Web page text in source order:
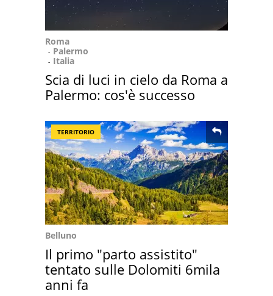
Roma
Palermo
Italia
Scia di luci in cielo da Roma a
Palermo: cos'è successo
TERRITORIO
Belluno
Il primo "parto assistito"
tentato sulle Dolomiti 6mila
anni fa